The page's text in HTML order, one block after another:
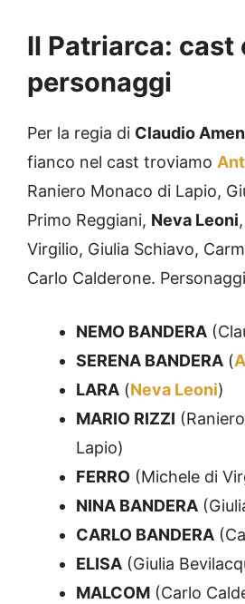
Il Patriarca: cast
personaggi
Per la regia di Claudio
fianco nel cast troviamo
Raniero Monaco di Lapio,
Primo Reggiani, Neva Leoni
Virgilio, Giulia Schiavo,
Carlo Calderone.
NEMO BANDERA
SERENA BANDERA (
LARA (Neva Leoni)
MARIO RIZZI
Lapio)
FERRO (Michele di
NINA BANDERA
CARLO BANDERA
ELISA (Giulia
MALCOM (Carlo